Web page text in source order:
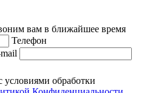
вам в ближайшее время
Телефон
условиями обработки